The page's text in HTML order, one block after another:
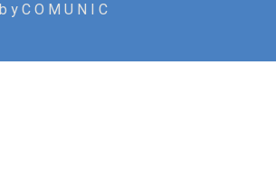
b y C O M U N I C